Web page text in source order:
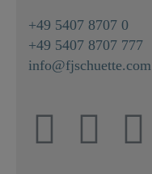
+49 5407 8707 0
+49 5407 8707 777
info@fjschuette.com